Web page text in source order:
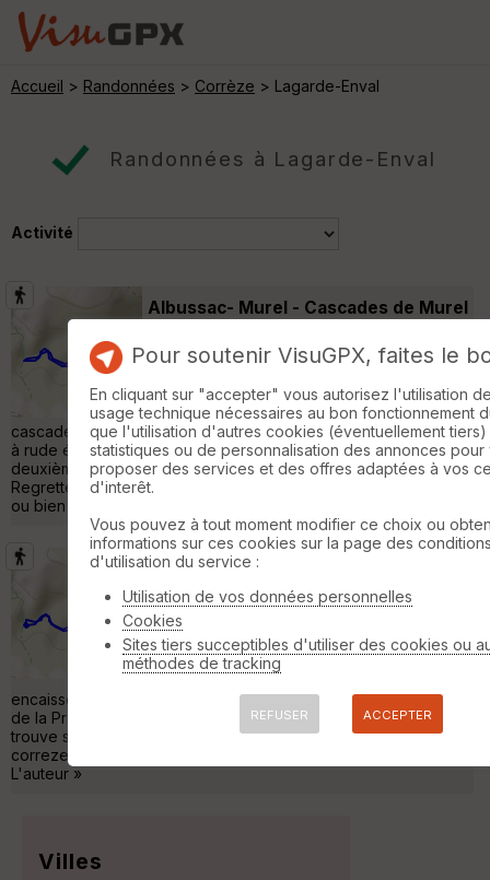
Accueil > Randonnées > Corrèze > Lagarde-Enval
Randonnées à Lagarde-Enval
Activité
Albussac- Murel - Cascades de Murel
Bonjour, étant à côté un visite s'imposait.
Avait prévu un tour de 5 km pour voir une
cascade que je ne connaissait pas. La ballade du matin avait mis
à rude épreuve les petites jambes🦵 qui me portent. Donc, à la
deuxième cascade, qui se mérite, ai fait demi tour, était vidé.
Regrette pas l'effort, la lumière était excellente pour les photos,
ou bien sûr un intrus est passé. Pou »
2023_05_04_d20_cascades_murel_02
Saint-Chamant
Randonnée Pédestre
Enregistrement brut d'un parcours au départ
du parking Est. Le GPS (ancien...) a eu des
encaissée et en forêt. Il s'est même planté au voisinage du saut
de la Prade. Le parcours serait la partie 5 à 8 d'une fiche qui se
trouve sur le site de https://www.sentiers-en-france.eu/sentiers-
correze-19/tulle/sentier-les-cascades-de-murel-albussac
L'auteur »
Villes
Pour soutenir VisuGPX, faites le
En cliquant sur "accepter" vous autorisez l'utilisation
usage technique nécessaires au bon fonctionnement
que l'utilisation d'autres cookies (éventuellement
statistiques ou de personnalisation des annonces pour
proposer des services et des offres adaptées à vos
d'interêt.
Vous pouvez à tout moment modifier ce choix ou
informations sur ces cookies sur la page des
d'utilisation du service :
Utilisation de vos données personnelles
Cookies
Sites tiers succeptibles d'utiliser des cookies ou
méthodes de tracking
REFUSER ACCEPTER